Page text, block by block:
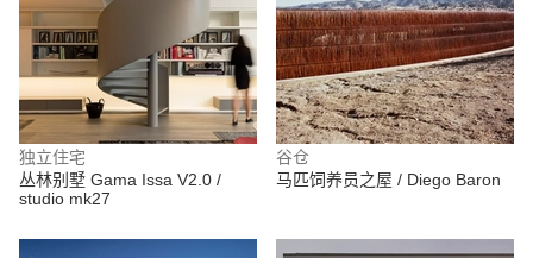
独立住宅
丛林别墅 Gama Issa V2.0 /
studio mk27
谷仓
马匹饲养员之屋 / Diego Baron